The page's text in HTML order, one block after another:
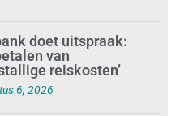
doet uitspraak:
van
reiskosten’
6, 2026